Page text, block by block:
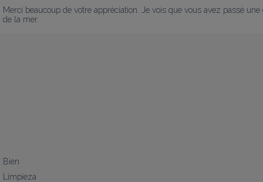
Merci beaucoup de votre appréciation. Je vois que vous avez passé
de la mer.
Bien
Limpieza